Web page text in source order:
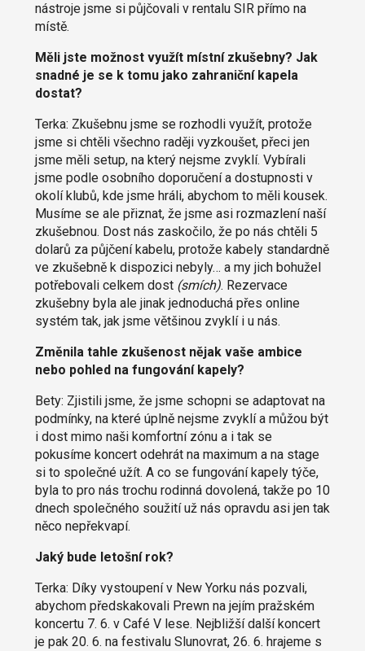
nástroje jsme si půjčovali v rentalu SIR přímo na
místě.
Měli jste možnost využít místní zkušebny? Jak
snadné je se k tomu jako zahraniční kapela
dostat?
Terka: Zkušebnu jsme se rozhodli využít, protože
jsme si chtěli všechno raději vyzkoušet, přeci jen
jsme měli setup, na který nejsme zvyklí. Vybírali
jsme podle osobního doporučení a dostupnosti v
okolí klubů, kde jsme hráli, abychom to měli kousek.
Musíme se ale přiznat, že jsme asi rozmazlení naší
zkušebnou. Dost nás zaskočilo, že po nás chtěli 5
dolarů za půjčení kabelu, protože kabely standardně
ve zkušebně k dispozici nebyly… a my jich bohužel
potřebovali celkem dost (smích). Rezervace
zkušebny byla ale jinak jednoduchá přes online
systém tak, jak jsme většinou zvyklí i u nás.
Změnila tahle zkušenost nějak vaše ambice
nebo pohled na fungování kapely?
Bety: Zjistili jsme, že jsme schopni se adaptovat na
podmínky, na které úplně nejsme zvyklí a můžou být
i dost mimo naši komfortní zónu a i tak se
pokusíme koncert odehrát na maximum a na stage
si to společné užít. A co se fungování kapely týče,
byla to pro nás trochu rodinná dovolená, takže po 10
dnech společného soužití už nás opravdu asi jen tak
něco nepřekvapí.
Jaký bude letošní rok?
Terka: Díky vystoupení v New Yorku nás pozvali,
abychom předskakovali Prewn na jejím pražském
koncertu 7. 6. v Café V lese. Nejbližší další koncert
je pak 20. 6. na festivalu Slunovrat, 26. 6. hrajeme s